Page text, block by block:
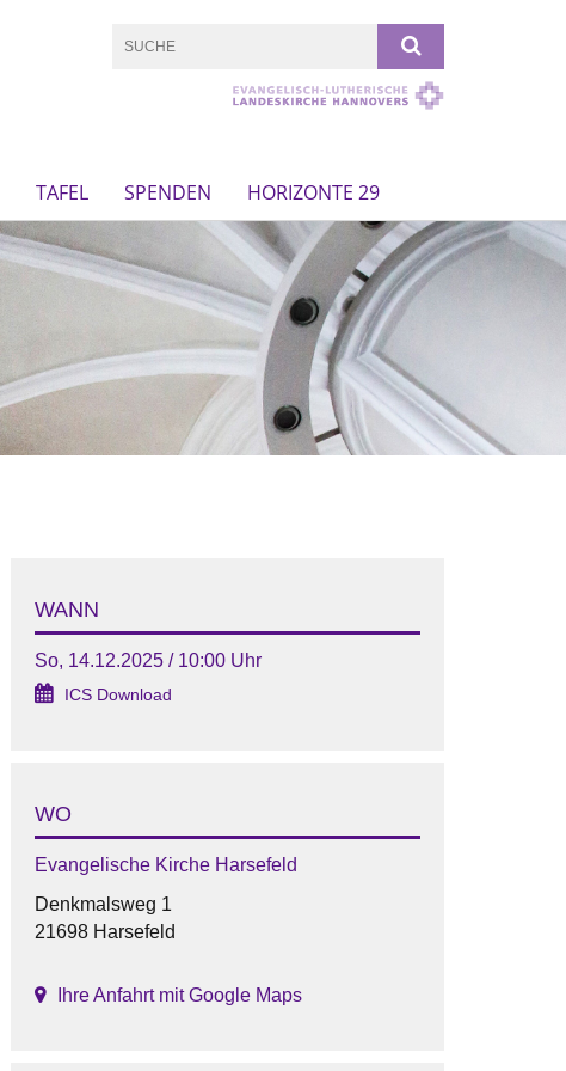
TAFEL SPENDEN HORIZONTE 29
WANN
So, 14.12.2025 / 10:00 Uhr
ICS Download
WO
Evangelische Kirche Harsefeld
Denkmalsweg 1
21698 Harsefeld
Ihre Anfahrt mit Google Maps